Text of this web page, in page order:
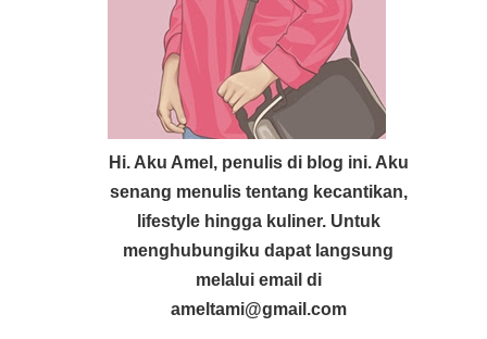
Hi. Aku Amel, penulis di blog ini. Aku
senang menulis tentang kecantikan,
lifestyle hingga kuliner. Untuk
menghubungiku dapat langsung
melalui email di
ameltami@gmail.com